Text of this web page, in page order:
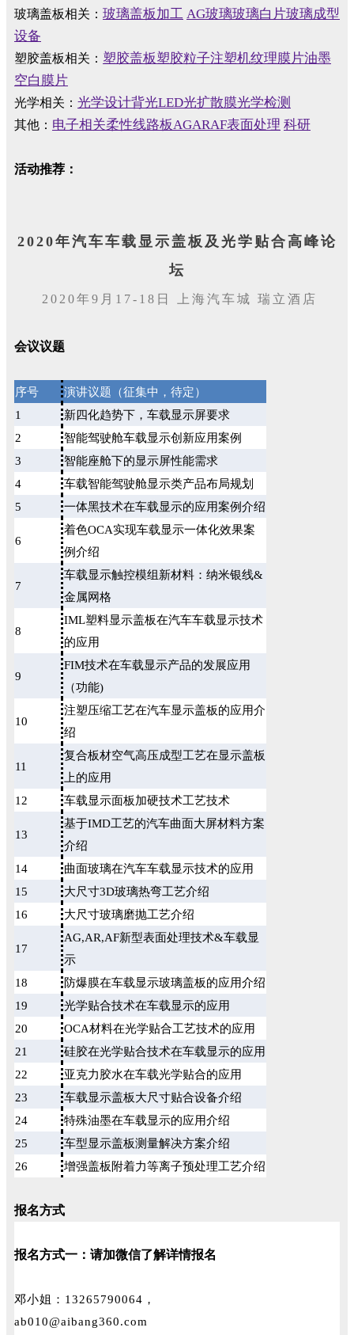
玻璃盖板相关： 玻璃盖板加工 AG玻璃玻璃白片玻璃成型
设备
塑胶盖板相关： 塑胶盖板塑胶粒子注塑机纹理膜片油墨
空白膜片
光学相关： 光学设计背光LED光扩散膜光学检测
其他： 电子相关柔性线路板AGARAF表面处理 科研
活动推荐 ：
2020年汽车车载显示盖板及光学贴合高峰论
坛
2020年9月17-18日 上海汽车城 瑞立酒店
会议议题
序号
演讲议题（征集中，待定）
1
新四化趋势下，车载显示屏要求
2
智能驾驶舱车载显示创新应用案例
3
智能座舱下的显示屏性能需求
4
车载智能驾驶舱显示类产品布局规划
5
一体黑技术在车载显示的应用案例介绍
6
着色OCA实现车载显示一体化效果案
例介绍
7
车载显示触控模组新材料：纳米银线&
金属网格
8
IML塑料显示盖板在汽车车载显示技术
的应用
9
FIM技术在车载显示产品的发展应用
（功能)
10
注塑压缩工艺在汽车显示盖板的应用介
绍
11
复合板材空气高压成型工艺在显示盖板
上的应用
12
车载显示面板加硬技术工艺技术
13
基于IMD工艺的汽车曲面大屏材料方案
介绍
14
曲面玻璃在汽车车载显示技术的应用
15
大尺寸3D玻璃热弯工艺介绍
16
大尺寸玻璃磨抛工艺介绍
17
AG,AR,AF新型表面处理技术&车载显
示
18
防爆膜在车载显示玻璃盖板的应用介绍
19
光学贴合技术在车载显示的应用
20
OCA材料在光学贴合工艺技术的应用
21
硅胶在光学贴合技术在车载显示的应用
22
亚克力胶水在车载光学贴合的应用
23
车载显示盖板大尺寸贴合设备介绍
24
特殊油墨在车载显示的应用介绍
25
车型显示盖板测量解决方案介绍
26
增强盖板附着力等离子预处理工艺介绍
报名方式
报名方式一： 请加微信了解详情报名
邓小姐：13265790064，
ab010@aibang360.com